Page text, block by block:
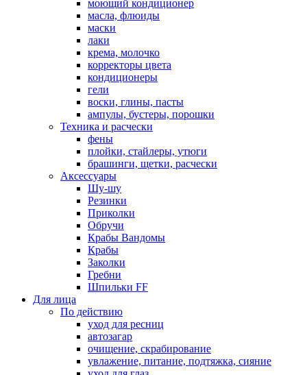
моющий кондиционер
масла, флюиды
маски
лаки
крема, молочко
корректоры цвета
кондиционеры
гели
воски, глины, пасты
ампулы, бустеры, порошки
Техника и расчески
фены
плойки, стайлеры, утюги
брашинги, щетки, расчески
Аксессуары
Шу-шу
Резинки
Приколки
Обручи
Крабы Вандомы
Крабы
Заколки
Гребни
Шпильки FF
Для лица
По действию
уход для ресниц
автозагар
очищение, скрабирование
увлажение, питание, подтяжка, сияние